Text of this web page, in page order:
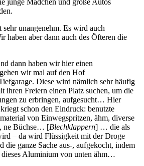
unangenehm. Es wird auch
haben aber dann auch des Öfteren die
haben wir hier einen
wir mal auf den Hof
Diese wird nämlich sehr häufig
ihren Freiern einen Platz suchen, um die
zu erbringen, aufgesucht… Hier
schon den Eindruck: benutzte
von Einwegspritzen, ähm, diverse
ne Büchse… [Blechklappern] … die als
– da wird Flüssigkeit mit der Droge
die ganze Sache aus-, aufgekocht, indem
dieses Aluminium von unten ähm…